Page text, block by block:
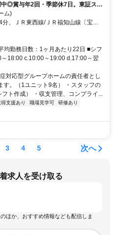
◎賞与年2回・季節休7日。東証スタ
ごとに色を出せる、裁量あるグルー
ム)
、ＪＲ東西線/ＪＲ福知山線〔宝塚
東海道本線 塚本西口徒歩約19分 阪
均勤務日数：1ヶ月あたり22日 ■シフ
18:00 c.10:00～19:00 d.17:00～翌
対応型グループホームの責任者とし
す。（1ユニット9名） ・スタッフの
ト作成） ・収支管理、コンプライ...
支援あり 職場見学可
研修あり
3 4 5 次へ
求人を受け取る
ほか、おすすめ情報なども配信しま